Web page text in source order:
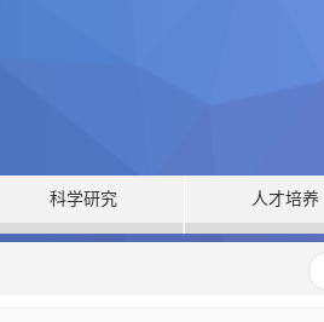
科学研究 人才培养